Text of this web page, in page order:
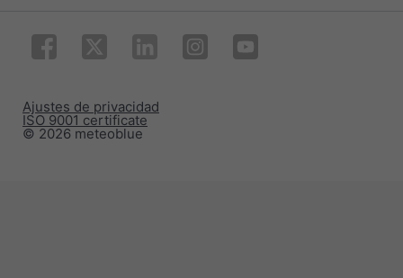
© 2026 meteoblue
ISO 9001 certificate
Ajustes de privacidad